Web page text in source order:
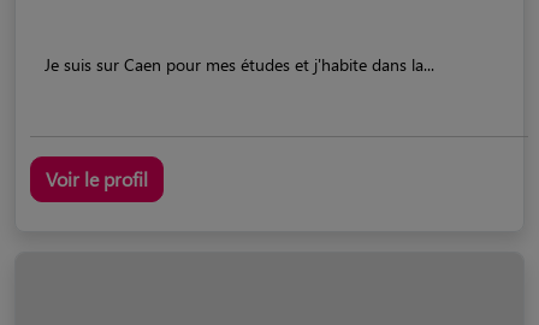
Je suis sur Caen pour mes études et j'habite dans la...
Voir le profil